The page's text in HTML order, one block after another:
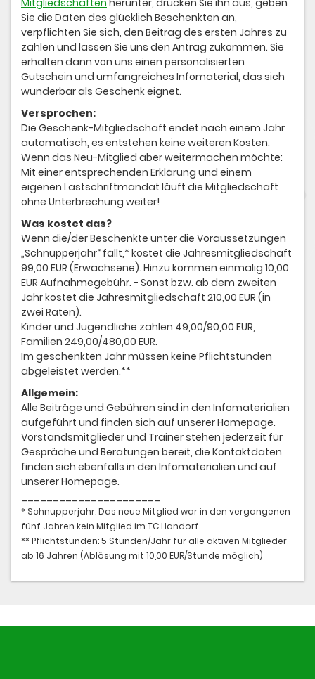
Mitgliedschaften herunter, drucken Sie ihn aus, geben
Sie die Daten des glücklich Beschenkten an,
verpflichten Sie sich, den Beitrag des ersten Jahres zu
zahlen und lassen Sie uns den Antrag zukommen. Sie
erhalten dann von uns einen personalisierten
Gutschein und umfangreiches Infomaterial, das sich
wunderbar als Geschenk eignet.
Versprochen:
Die Geschenk-Mitgliedschaft endet nach einem Jahr
automatisch, es entstehen keine weiteren Kosten.
Wenn das Neu-Mitglied aber weitermachen möchte:
Mit einer entsprechenden Erklärung und einem
eigenen Lastschriftmandat läuft die Mitgliedschaft
ohne Unterbrechung weiter!
Was kostet das?
Wenn die/der Beschenkte unter die Voraussetzungen
„Schnupperjahr“ fällt,* kostet die Jahresmitgliedschaft
99,00 EUR (Erwachsene). Hinzu kommen einmalig 10,00
EUR Aufnahmegebühr. - Sonst bzw. ab dem zweiten
Jahr kostet die Jahresmitgliedschaft 210,00 EUR (in
zwei Raten).
Kinder und Jugendliche zahlen 49,00/90,00 EUR,
Familien 249,00/480,00 EUR.
Im geschenkten Jahr müssen keine Pflichtstunden
abgeleistet werden.**
Allgemein:
Alle Beiträge und Gebühren sind in den Infomaterialien
aufgeführt und finden sich auf unserer Homepage.
Vorstandsmitglieder und Trainer stehen jederzeit für
Gespräche und Beratungen bereit, die Kontaktdaten
finden sich ebenfalls in den Infomaterialien und auf
unserer Homepage.
* Schnupperjahr: Das neue Mitglied war in den vergangenen
fünf Jahren kein Mitglied im TC Handorf
** Pflichtstunden: 5 Stunden/Jahr für alle aktiven Mitglieder
ab 16 Jahren (Ablösung mit 10,00 EUR/Stunde möglich)